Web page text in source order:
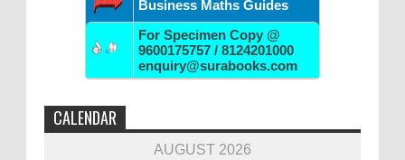
Business Maths Guides
For Specimen Copy @
9600175757 / 8124201000
enquiry@surabooks.com
CALENDAR
AUGUST 2026